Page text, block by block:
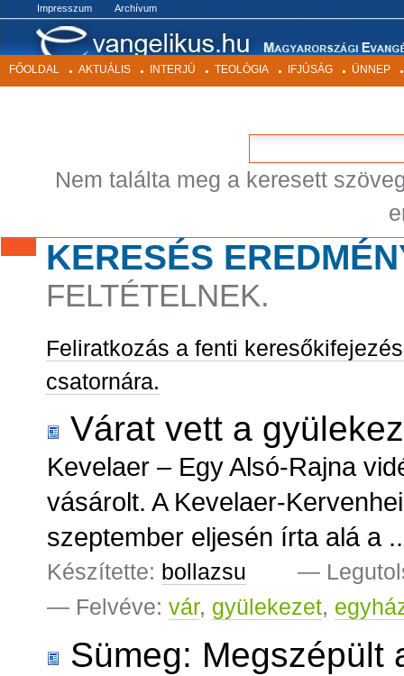
Impresszum Archívum
FŐOLDAL AKTUÁLIS INTERJÚ TEOLÓGIA IFJÚSÁG ÜNNEP
Nem találta meg a keresett
KERESÉS
FELTÉTELNEK.
Feliratkozás a fenti
csatornára.
Várat vett a
Kevelaer – Egy Alsó-Rajna
vásárolt. A Kevelaer-
szeptember eljesén írta alá a
Készítette: bollazsu —
— Felvéve: vár, gyülekezet,
Sümeg: Megszépült